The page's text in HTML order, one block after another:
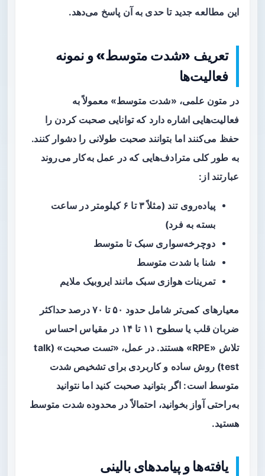
این مطالعه جدید تا حدی به آن پاسخ می‌دهد.
تعریف «شدت متوسط» و نمونه
فعالیت‌ها
در متون علمی، «شدت متوسط» معمولاً به
فعالیت‌هایی اشاره دارد که توانایی صحبت کردن را
حفظ می‌کنند اما بتوانند صحبت طولانی را دشوار کنند.
به طور کلی مترادف‌هایی که در عمل به‌کار می‌روند
عبارتند از:
پیاده‌روی تند (مثلاً ۳ تا ۶ کیلومتر در ساعت
بسته به فرد)
دوچرخه‌سواری سبک تا متوسط
شنا با شدت متوسط
تمرینات هوازی سبک مانند ایروبیک ملایم
معیارهای کمی‌تر شامل حدود
۵۰ تا ۷۰ درصد حداکثر
ضربان قلب
یا سطوح ۱۱ تا ۱۴ در مقیاس احساس
تلاش «RPE» هستند. در عمل، «تست صحبت» (talk
test) روش ساده و کاربردی برای تشخیص شدت
متوسط است: اگر بتوانید صحبت کنید اما نتوانید
به‌راحتی آواز بخوانید، احتمالاً در محدوده شدت متوسط
هستید.
یافته‌ها و پیامدهای بالینی